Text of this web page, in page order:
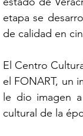
etapa se
de calidad en
El Centro
el FONART, un
le dio imagen
cultural de la